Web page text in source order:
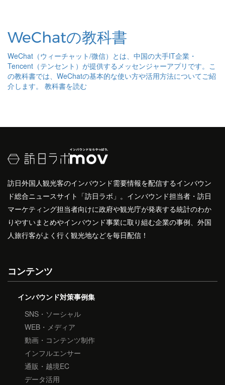
WeChatの教科書
WeChat（ウィーチャット/微信）とは、中国の大手IT企業・
Tencent（テンセント）が提供するメッセンジャーアプリです。こ
の教科書では、WeChatの基本的な使い方や活用方法についてご紹
介します。 教科書を読む
訪日外国人観光客のインバウンド需要情報を配信するインバウン
ド総合ニュースサイト「訪日ラボ」。インバウンド担当者・訪日
マーケティング担当者向けに政府や観光庁が発表する統計のわか
りやすいまとめやインバウンド事業に取り組む企業の事例、外国
人旅行客がよく行く観光地などを毎日配信！
コンテンツ
インバウンド対策事例集
SNS・ソーシャル
WEB・メディア
動画・コンテンツ制作
インフルエンサー
通販・越境EC
データ活用